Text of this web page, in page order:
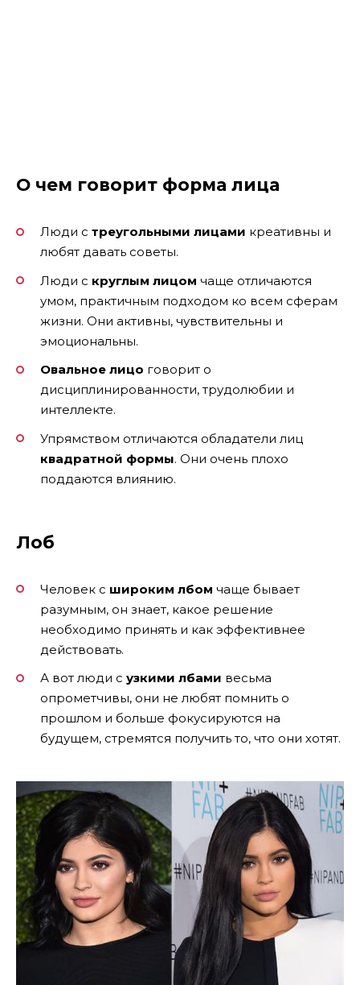
О чем говорит форма лица
Люди с треугольными лицами креативны и
любят давать советы.
Люди с круглым лицом чаще отличаются
умом, практичным подходом ко всем сферам
жизни. Они активны, чувствительны и
эмоциональны.
Овальное лицо говорит о
дисциплинированности, трудолюбии и
интеллекте.
Упрямством отличаются обладатели лиц
квадратной формы. Они очень плохо
поддаются влиянию.
Лоб
Человек с широким лбом чаще бывает
разумным, он знает, какое решение
необходимо принять и как эффективнее
действовать.
А вот люди с узкими лбами весьма
опрометчивы, они не любят помнить о
прошлом и больше фокусируются на
будущем, стремятся получить то, что они хотят.